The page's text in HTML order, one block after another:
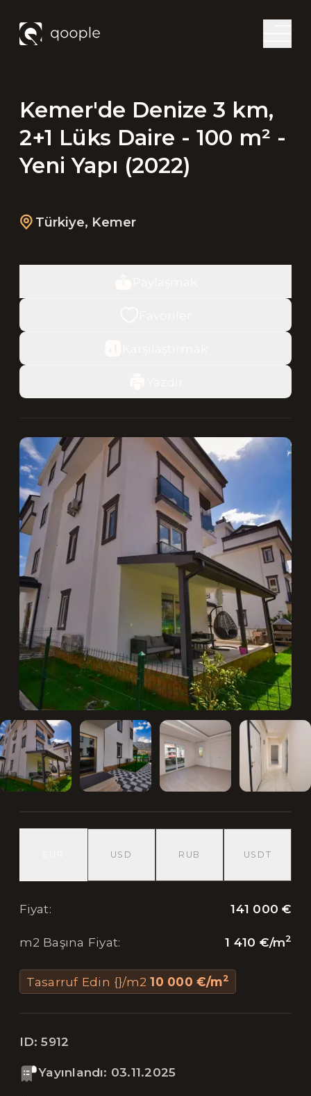
Kemer'de Denize 3 km,
2+1 Lüks Daire - 100 m² -
Yeni Yapı (2022)
Türkiye, Kemer
USD RUB USDT
Fiyat: 141 000 €
m2 Başına Fiyat: 1 410 €/m2
Tasarruf Edin {}/m2 10 000 €/m2
ID:5912
Yayınlandı: 03.11.2025